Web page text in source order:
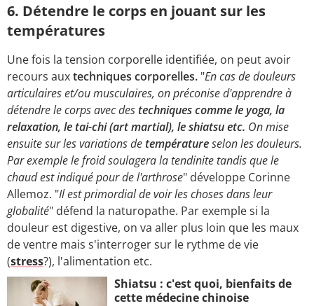
6. Détendre le corps en jouant sur les
températures
Une fois la tension corporelle identifiée, on peut avoir
recours auxtechniques corporelles. "En cas de douleurs
articulaires et/ou musculaires, on préconise d'apprendre à
détendre le corps avec des techniques comme le yoga, la
relaxation, le tai-chi (art martial), le shiatsu etc. On mise
ensuite sur les variations de températureselon les douleurs.
Par exemple le froid soulagera la tendinite tandis que le
chaud est indiqué pour de l'arthrose" développe Corinne
Allemoz. "Il est primordial de voir les choses dans leur
globalité" défend la naturopathe. Par exemple si la
douleur est digestive, on va aller plus loin que les maux
de ventre mais s'interroger sur le rythme de vie
(stress?), l'alimentation etc.
Shiatsu : c'est quoi, bienfaits de
cette médecine chinoise